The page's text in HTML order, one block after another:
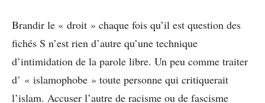
Brandir le « droit » chaque fois qu’il est question des
fichés S n’est rien d’autre qu’une technique
d’intimidation de la parole libre. Un peu comme traiter
d’ « islamophobe » toute personne qui critiquerait
l’islam. Accuser l’autre de racisme ou de fascisme